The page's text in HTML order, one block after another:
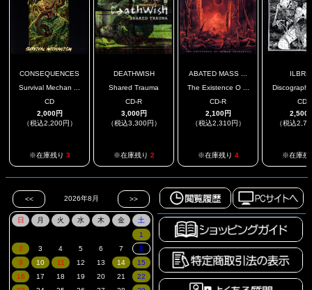
CONSEQUENCES
Survival Mechan ...
CD
2,000円
（税込2,200円）
※在庫残り 3
DEATHWISH
Shared Trauma
CD-R
3,000円
（税込3,300円）
※在庫残り 2
ABATED MASS ...
The Existence O ...
CD-R
2,100円
（税込2,310円）
※在庫残り 4
CD
2,500
（税込
※在庫残